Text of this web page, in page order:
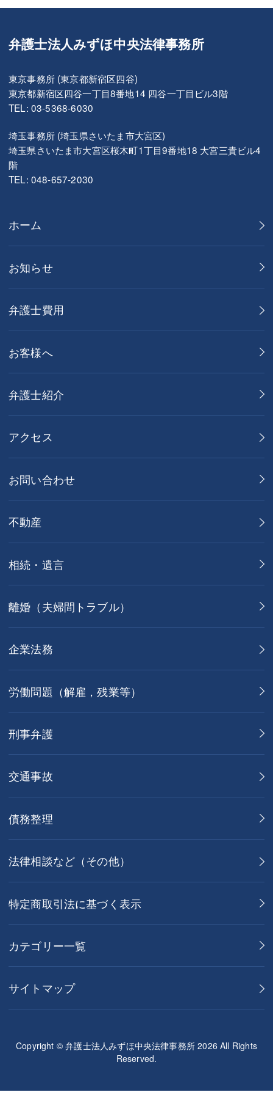
弁護士法人みずほ中央法律事務所
東京事務所 (東京都新宿区四谷)
東京都新宿区四谷一丁目8番地14 四谷一丁目ビル3階
TEL: 03-5368-6030
埼玉事務所 (埼玉県さいたま市大宮区)
埼玉県さいたま市大宮区桜木町1丁目9番地18 大宮三貴ビル4
階
TEL: 048-657-2030
ホーム
お知らせ
弁護士費用
お客様へ
弁護士紹介
アクセス
お問い合わせ
不動産
相続・遺言
離婚（夫婦間トラブル）
企業法務
労働問題（解雇，残業等）
刑事弁護
交通事故
債務整理
法律相談など（その他）
特定商取引法に基づく表示
カテゴリー一覧
サイトマップ
Copyright © 弁護士法人みずほ中央法律事務所 2026 All Rights
Reserved.